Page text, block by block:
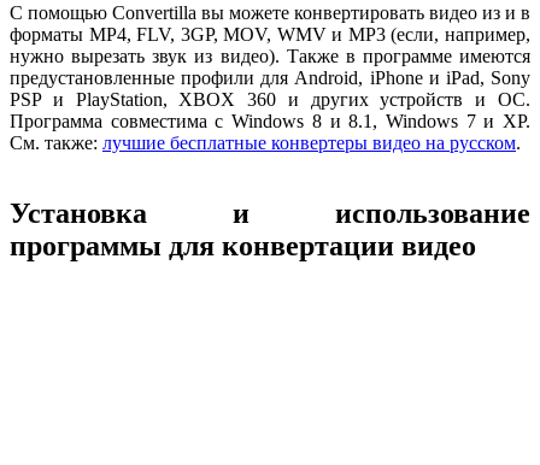
С помощью Convertilla вы можете конвертировать видео из и в
форматы MP4, FLV, 3GP, MOV, WMV и MP3 (если, например,
нужно вырезать звук из видео). Также в программе имеются
предустановленные профили для Android, iPhone и iPad, Sony
PSP и PlayStation, XBOX 360 и других устройств и ОС.
Программа совместима с Windows 8 и 8.1, Windows 7 и XP.
См. также: лучшие бесплатные конвертеры видео на русском.
Установка и использование
программы для конвертации видео